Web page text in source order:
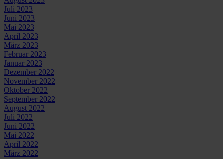
Juli 2023
Juni 2023
Mai 2023
April 2023
März 2023
Februar 2023
Januar 2023
Dezember 2022
November 2022
Oktober 2022
September 2022
August 2022
Juli 2022
Juni 2022
Mai 2022
April 2022
März 2022